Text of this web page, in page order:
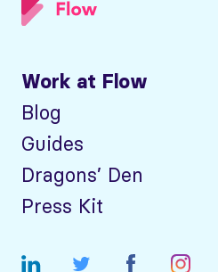
Work at Flow
Blog
Guides
Dragons’ Den
Press Kit